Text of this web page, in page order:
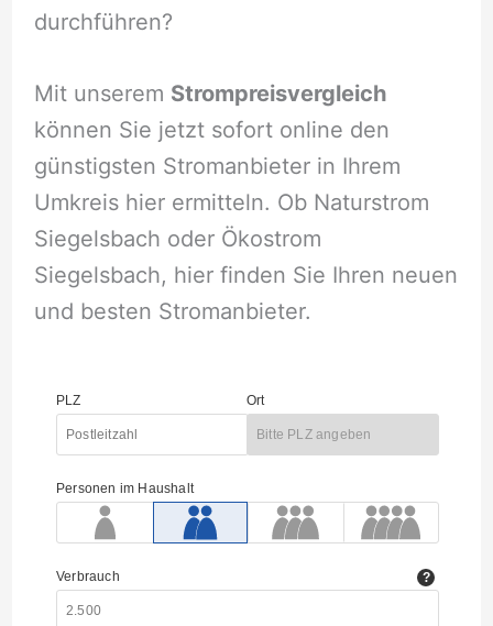
durchführen?
Mit unserem Strompreisvergleich
können Sie jetzt sofort online den
günstigsten Stromanbieter in Ihrem
Umkreis hier ermitteln. Ob Naturstrom
Siegelsbach oder Ökostrom
Siegelsbach, hier finden Sie Ihren neuen
und besten Stromanbieter.